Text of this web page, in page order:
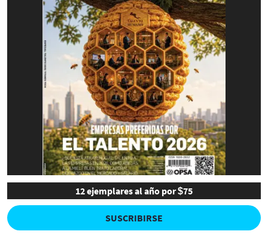
12 ejemplares al año por $75
SUSCRIBIRSE